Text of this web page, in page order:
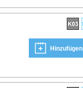
Hinzufügen